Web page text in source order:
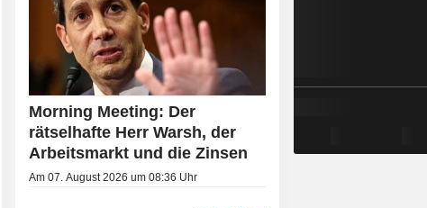
Morning Meeting: Der
rätselhafte Herr Warsh, der
Arbeitsmarkt und die Zinsen
Am 07. August 2026 um 08:36 Uhr